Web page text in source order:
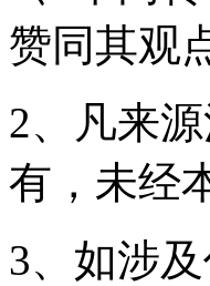
赞同其观
2、凡来
有，未经
3、如涉